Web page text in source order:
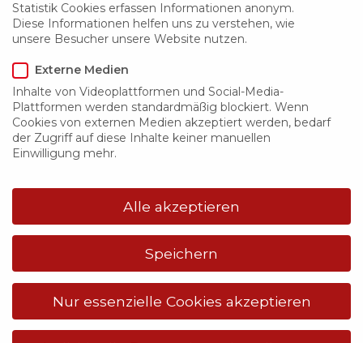
KAG waagrecht & senkrecht EBR
Statistik Cookies erfassen Informationen anonym.
Diese Informationen helfen uns zu verstehen, wie
unsere Besucher unsere Website nutzen.
Externe Medien
Inhalte von Videoplattformen und Social-Media-
Plattformen werden standardmäßig blockiert. Wenn
Cookies von externen Medien akzeptiert werden, bedarf
der Zugriff auf diese Inhalte keiner manuellen
Einwilligung mehr.
Alle akzeptieren
Speichern
Nur essenzielle Cookies akzeptieren